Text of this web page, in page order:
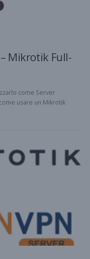
Mikrotik Full-
come Server
usare un Mikrotik